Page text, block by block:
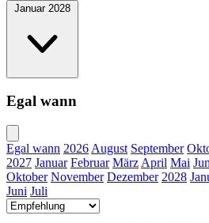
Januar 2028
Egal wann
Egal wann 2026 August September
2027 Januar Februar März April Mai
Oktober November Dezember 2028
Juni Juli